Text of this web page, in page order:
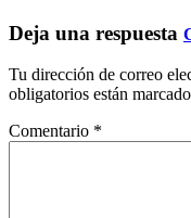
Deja una respuesta
Tu dirección de correo
obligatorios están
Comentario *